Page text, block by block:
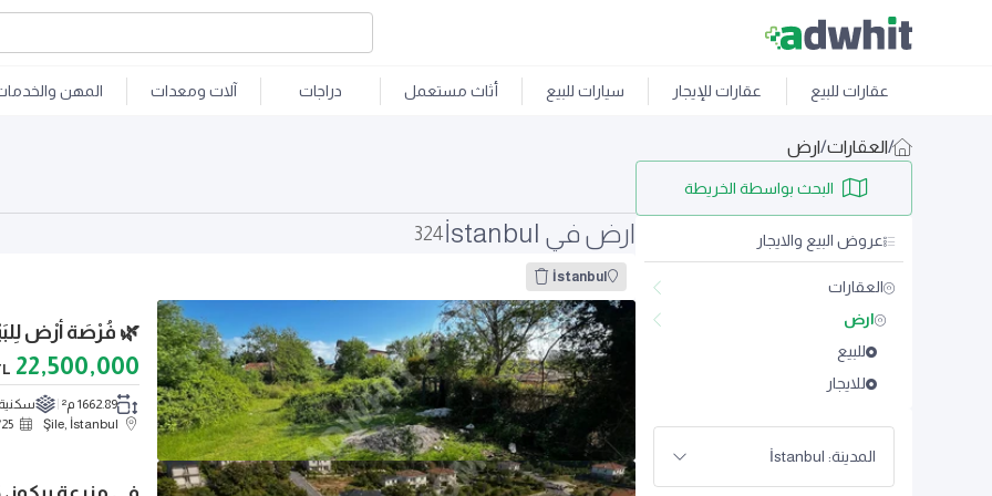
عقارات للبيع عقارات للإيجار سيارات للبيع أثاث مستعمل دراجات آلات ومعدات المهن
/العقارات/ارض
البحث بواسطة الخريطة
عروض البيع والايجار
العقارات
ارض
للبيع
للايجار
المدينة: İstanbul
ارض في İstanbul 324
İstanbul
22,500,000
1662.89 م² سكنية
Şile, İstanbul
25